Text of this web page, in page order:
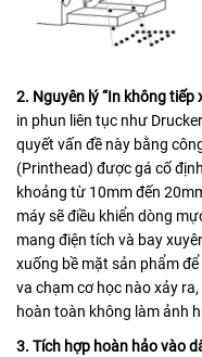
2. Nguyên lý “In không tiếp
in phun liên tục như
quyết vấn đề này bằng
(Printhead) được gá cố
khoảng từ 10mm đến
máy sẽ điều khiển dòng
mang điện tích và bay
xuống bề mặt sản phẩm
va chạm cơ học nào xảy
hoàn toàn không làm ảnh
3. Tích hợp hoàn hảo vào